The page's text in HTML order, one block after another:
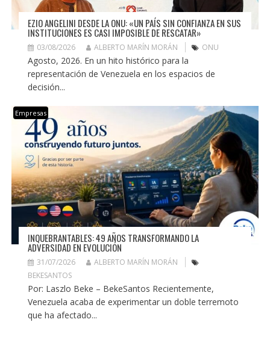
EZIO ANGELINI DESDE LA ONU: «UN PAÍS SIN CONFIANZA EN SUS
INSTITUCIONES ES CASI IMPOSIBLE DE RESCATAR»
03/08/2026 ALBERTO MARÍN MORÁN ONU
Agosto, 2026. En un hito histórico para la
representación de Venezuela en los espacios de
decisión...
Empresas
INQUEBRANTABLES: 49 AÑOS TRANSFORMANDO LA
ADVERSIDAD EN EVOLUCIÓN
31/07/2026
ALBERTO MARÍN MORÁN
BEKESANTOS
Por: Laszlo Beke – BekeSantos Recientemente,
Venezuela acaba de experimentar un doble terremoto
que ha afectado...